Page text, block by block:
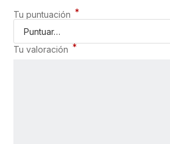
Tu puntuación *
Tu valoración *